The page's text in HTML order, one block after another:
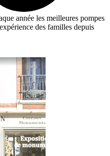
année les meilleures pompes
des familles depuis